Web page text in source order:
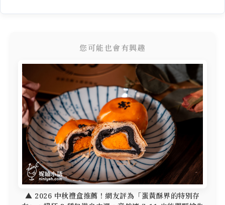
您可能也會有興趣
▲ 2026 中秋禮盒推薦！網友評為「蛋黃酥界的特別存